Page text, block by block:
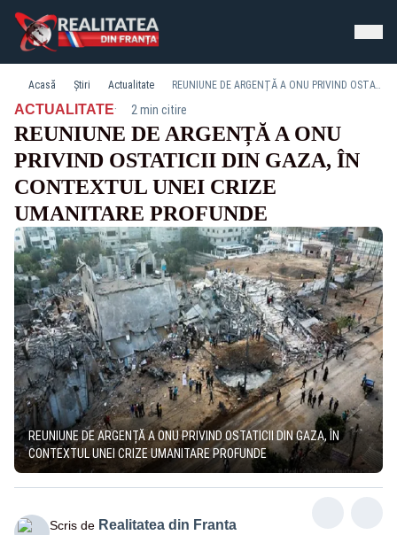
Acasă Știri Actualitate REUNIUNE DE ARGENȚĂ A ONU PRIVIND OSTATICII DIN GAZA, ÎN CONTEXTUL UNEI CRIZE UMANITARE PROFUNDE
ACTUALITATE· 2 min citire
REUNIUNE DE ARGENȚĂ A ONU
PRIVIND OSTATICII DIN GAZA, ÎN
CONTEXTUL UNEI CRIZE
UMANITARE PROFUNDE
REUNIUNE DE ARGENȚĂ A ONU PRIVIND OSTATICII DIN GAZA, ÎN
CONTEXTUL UNEI CRIZE UMANITARE PROFUNDE
Scris de Realitatea din Franta